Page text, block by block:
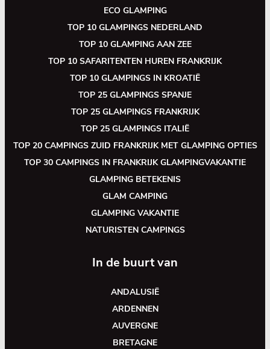
ECO GLAMPING
TOP 10 GLAMPINGS NEDERLAND
TOP 10 GLAMPING AAN ZEE
TOP 10 SAFARITENTEN HUREN FRANKRIJK
TOP 10 GLAMPINGS IN KROATIË
TOP 25 GLAMPINGS SPANJE
TOP 25 GLAMPINGS FRANKRIJK
TOP 25 GLAMPINGS ITALIË
TOP 20 CAMPINGS ZUID FRANKRIJK MET GLAMPING OPTIES
TOP 30 CAMPINGS IN FRANKRIJK GLAMPINGVAKANTIE
GLAMPING BETEKENIS
GLAM CAMPING
GLAMPING VAKANTIE
NATURISTEN CAMPINGS
In de buurt van
ANDALUSIË
ARDENNEN
AUVERGNE
BRETAGNE